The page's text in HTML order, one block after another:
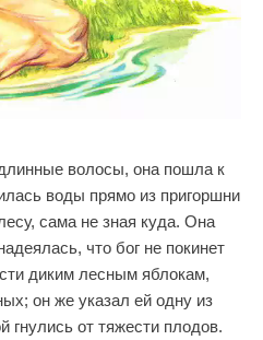
волосы, она пошла к
воды прямо из пригоршни
сама не зная куда. Она
что бог не покинет
диким лесным яблокам,
он же указал ей одну из
гнулись от тяжести плодов.